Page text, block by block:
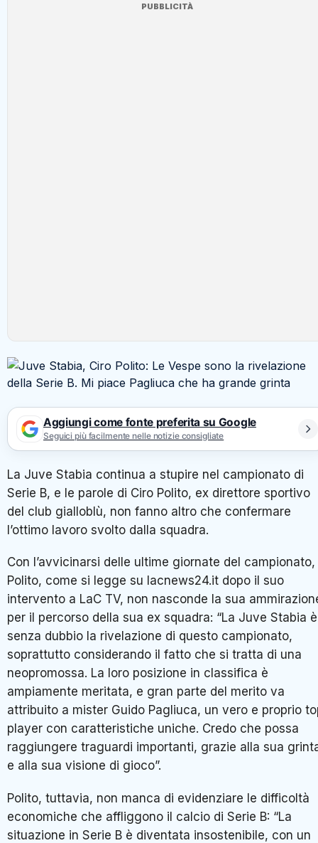
PUBBLICITÀ
Aggiungi come fonte preferita su Google
Seguici più facilmente nelle notizie consigliate
La Juve Stabia continua a stupire nel campionato di
Serie B, e le parole di Ciro Polito, ex direttore sportivo
del club gialloblù, non fanno altro che confermare
l’ottimo lavoro svolto dalla squadra.
Con l’avvicinarsi delle ultime giornate del campionato,
Polito, come si legge su lacnews24.it dopo il suo
intervento a LaC TV, non nasconde la sua
per il percorso della sua ex squadra: “La Juve Stabia è
senza dubbio la rivelazione di questo campionato,
soprattutto considerando il fatto che si tratta di una
neopromossa. La loro posizione in classifica è
ampiamente meritata, e gran parte del merito va
attribuito a mister Guido Pagliuca, un vero e proprio
player con caratteristiche uniche. Credo che possa
raggiungere traguardi importanti, grazie alla sua
e alla sua visione di gioco”.
Polito, tuttavia, non manca di evidenziare le difficoltà
economiche che affliggono il calcio di Serie B: “La
situazione in Serie B è diventata insostenibile, con un